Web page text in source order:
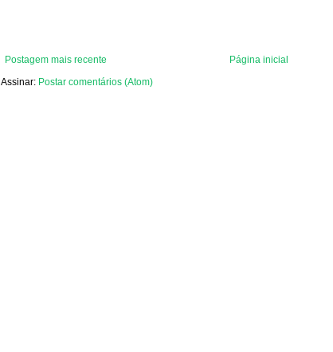
Postagem mais recente
Página inicial
Assinar: Postar comentários (Atom)